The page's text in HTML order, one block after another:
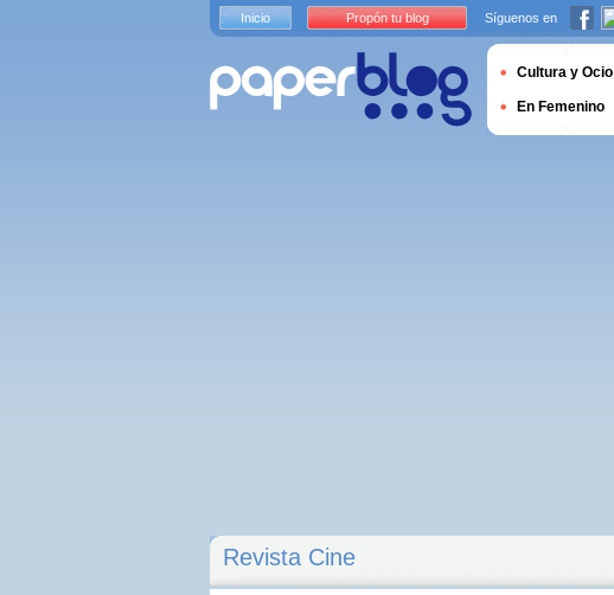
Revista Cine
Inicio Propón tu blog Síguenos en
Cultura y Ocio
En Femenino